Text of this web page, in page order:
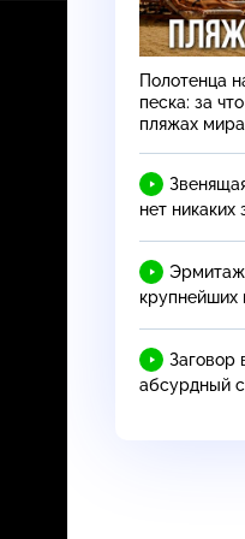
Полотенца
песка: за
пляжах мира
нет никаких
крупнейших
Заговор
абсурдный